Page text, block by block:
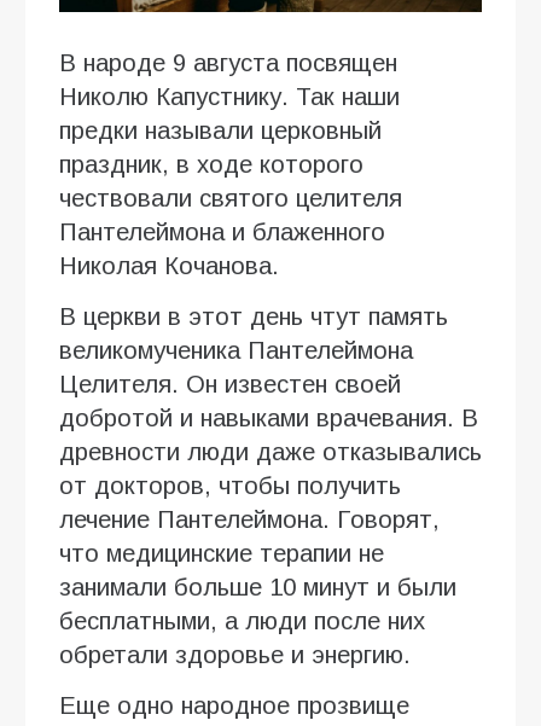
В народе 9 августа посвящен
Николю Капустнику. Так наши
предки называли церковный
праздник, в ходе которого
чествовали святого целителя
Пантелеймона и блаженного
Николая Кочанова.
В церкви в этот день чтут память
великомученика Пантелеймона
Целителя. Он известен своей
добротой и навыками врачевания. В
древности люди даже отказывались
от докторов, чтобы получить
лечение Пантелеймона. Говорят,
что медицинские терапии не
занимали больше 10 минут и были
бесплатными, а люди после них
обретали здоровье и энергию.
Еще одно народное прозвище